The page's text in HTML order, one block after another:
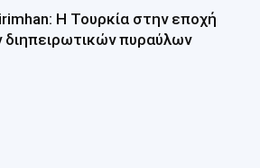
Η Τουρκία στην εποχή
διηπειρωτικών πυραύλων